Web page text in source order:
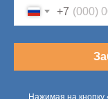
+7
Нажимая на кнопку